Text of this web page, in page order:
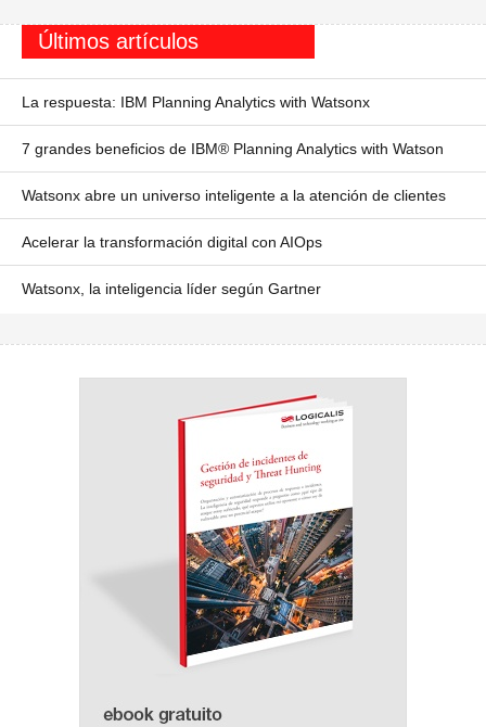
Últimos artículos
La respuesta: IBM Planning Analytics with Watsonx
7 grandes beneficios de IBM® Planning Analytics with Watson
Watsonx abre un universo inteligente a la atención de clientes
Acelerar la transformación digital con AIOps
Watsonx, la inteligencia líder según Gartner